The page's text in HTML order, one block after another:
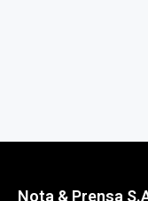
Nota & Prensa